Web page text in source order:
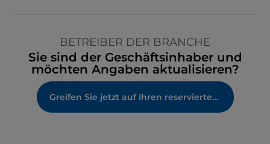
BETREIBER DER BRANCHE
Sie sind der Geschäftsinhaber und
möchten Angaben aktualisieren?
Greifen Sie jetzt auf Ihren reservierten Bereich zu